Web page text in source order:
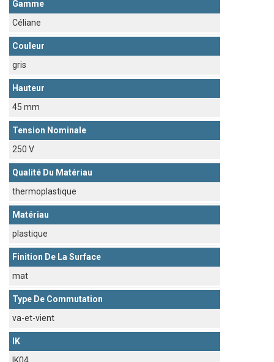
Gamme
Céliane
Couleur
gris
Hauteur
45 mm
Tension Nominale
250 V
Qualité Du Matériau
thermoplastique
Matériau
plastique
Finition De La Surface
mat
Type De Commutation
va-et-vient
IK